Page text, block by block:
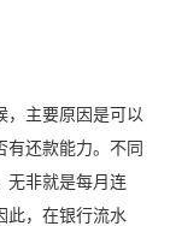
，主要原因是可以
有还款能力。不同
无非就是每月连
此，在银行流水